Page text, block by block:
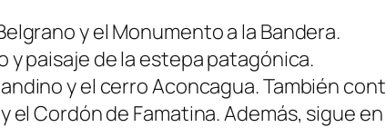
y el Monumento a la Bandera.
y paisaje de la estepa patagónica.
y el cerro Aconcagua. También
el Cordón de Famatina. Además, sigue